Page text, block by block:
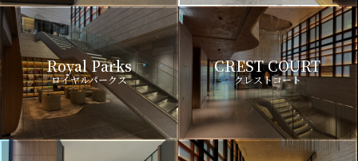
Royal Parks
ロイヤルパークス
CREST COURT
クレストコート